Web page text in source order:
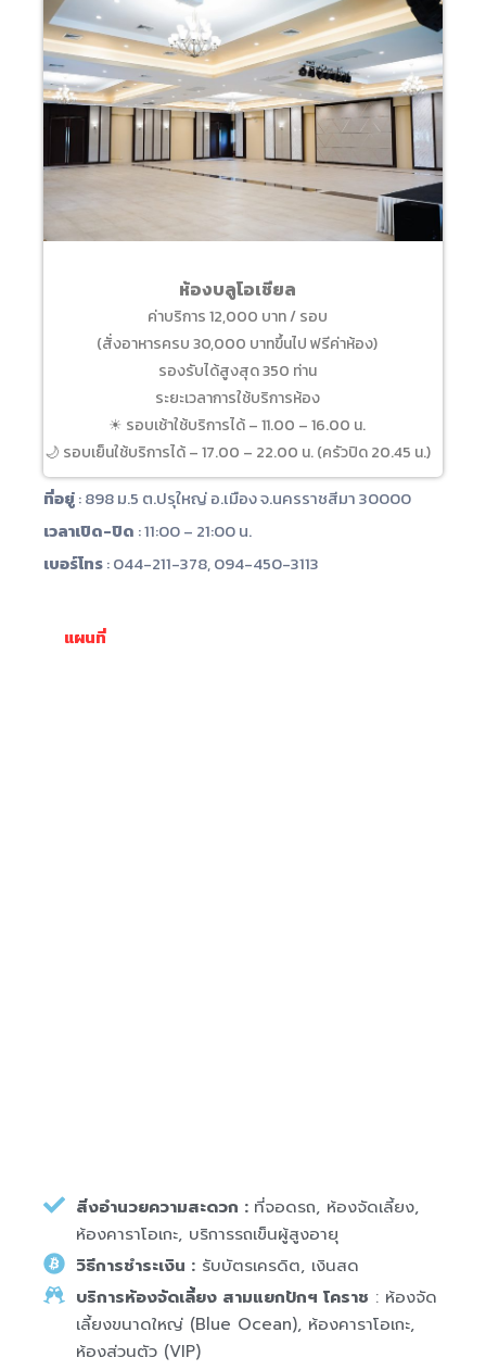
ห้องบลูโอเชียล
ค่าบริการ 12,000 บาท / รอบ
(สั่งอาหารครบ 30,000 บาทขึ้นไป ฟรีค่าห้อง)
รองรับได้สูงสุด 350 ท่าน
ระยะเวลาการใช้บริการห้อง
☀ รอบเช้าใช้บริการได้ – 11.00 – 16.00 น.
🌙 รอบเย็นใช้บริการได้ – 17.00 – 22.00 น. (ครัวปิด 20.45 น.)
ที่อยู่: 898 ม.5 ต.ปรุใหญ่ อ.เมือง จ.นครราชสีมา 30000
เวลาเปิด-ปิด : 11:00 – 21:00 น.
เบอร์โทร: 044-211-378, 094-450-3113
แผนที่
สิ่งอำนวยความสะดวก : ที่จอดรถ, ห้องจัดเลี้ยง,
ห้องคาราโอเกะ, บริการรถเข็นผู้สูงอายุ
วิธีการชำระเงิน : รับบัตรเครดิต, เงินสด
บริการห้องจัดเลี้ยง สามแยกปักฯ โคราช : ห้องจัด
เลี้ยงขนาดใหญ่ (Blue Ocean), ห้องคาราโอเกะ,
ห้องส่วนตัว (VIP)